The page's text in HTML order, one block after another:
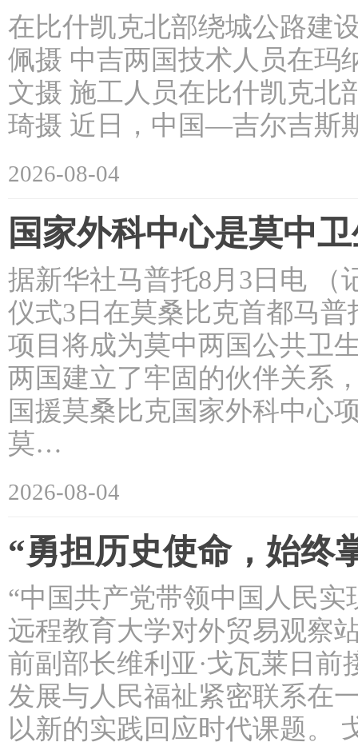
在比什凯克北部绕城公路建
佩摄 中吉两国技术人员在玛
文摄 施工人员在比什凯克北
琦摄 近日，中国—吉尔吉斯
2026-08-04
国家外科中心是莫中
据新华社马普托8月3日电 （
仪式3日在莫桑比克首都马
项目将成为莫中两国公共卫
两国建立了牢固的伙伴关系
国援莫桑比克国家外科中心
莫…
2026-08-04
“勇担历史使命，始终
“中国共产党带领中国人民
远程教育大学对外贸易观察
前副部长维利亚·戈瓦莱日
发展与人民福祉紧密联系在
以新的实践回应时代课题。